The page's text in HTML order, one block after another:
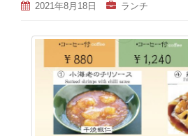
2021年8月18日 ランチ